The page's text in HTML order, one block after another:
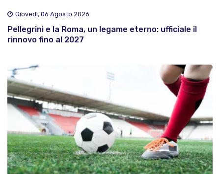
Giovedì, 06 Agosto 2026
Pellegrini e la Roma, un legame eterno: ufficiale il
rinnovo fino al 2027